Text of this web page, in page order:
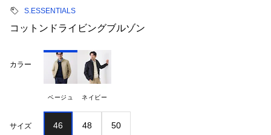
S.ESSENTIALS
コットンドライビングブルゾン
カラー
ベージュ ネイビー
サイズ 46 48 50